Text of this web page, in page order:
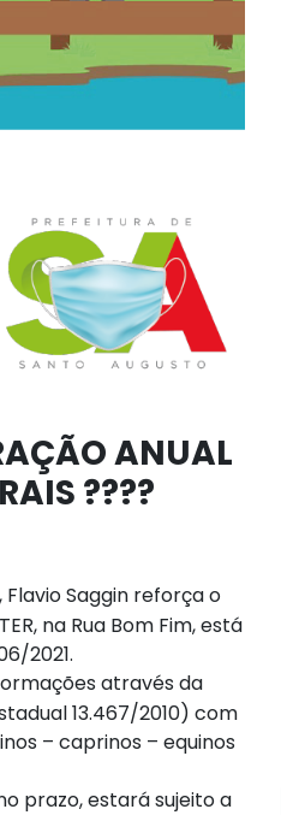
ANUAL
????
Saggin reforça o
na Rua Bom Fim, está
2021.
através da
13.467/2010) com
– caprinos – equinos
prazo, estará sujeito a